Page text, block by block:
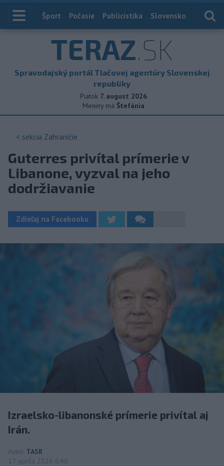
Index
Šport Počasie Publicistika Slovensko
TERAZ.SK
Spravodajský portál Tlačovej agentúry Slovenskej
republiky
Piatok 7. august 2026
Meniny má Štefánia
< sekcia Zahraničie
Guterres privítal prímerie v
Libanone, vyzval na jeho
dodržiavanie
Zdieľaj na Facebooku
Izraelsko-libanonské prímerie privítal aj
Irán.
Autor TASR
17. apríla 2026 6:40